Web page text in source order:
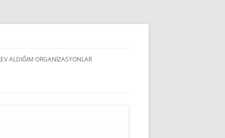
ALDIĞIM ORGANIZASYONLAR